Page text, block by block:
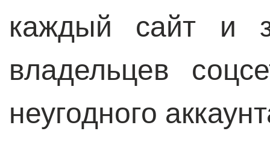
каждый сайт и
владельцев
неугодного